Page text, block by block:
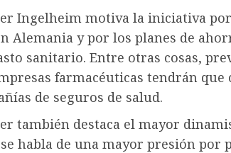
Ingelheim motiva la iniciativa
Alemania y por los planes de
sanitario. Entre otras cosas,
farmacéuticas tendrán
de seguros de salud.
también destaca el mayor
habla de una mayor presión por